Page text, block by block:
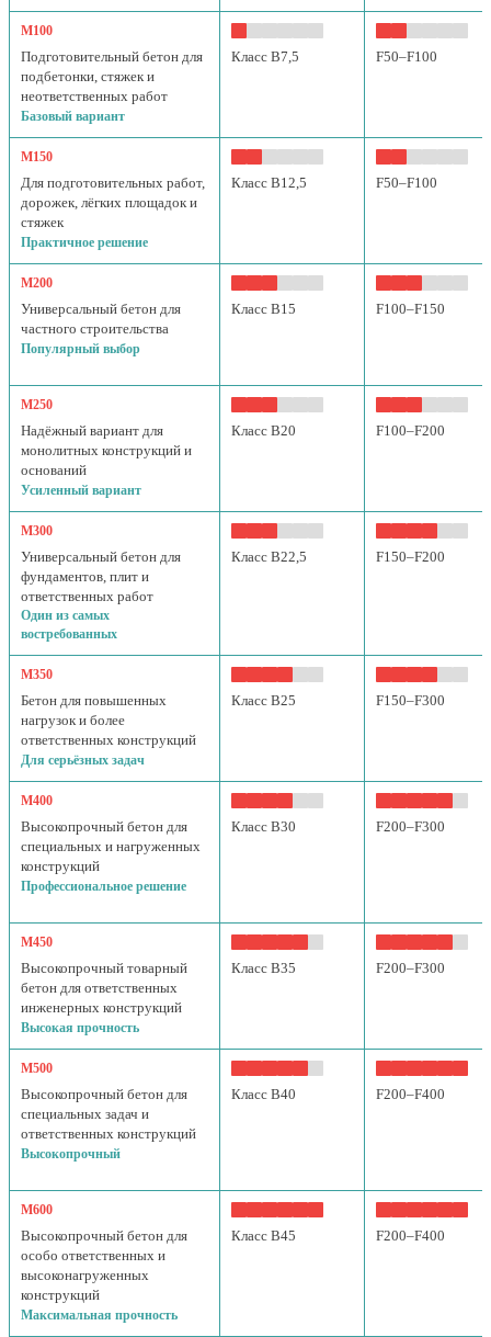
М100
Подготовительный бетон для
подбетонки, стяжек и
неответственных работ
Базовый вариант
Класс B7,5 F50–F100
М150
Для подготовительных работ,
дорожек, лёгких площадок и
стяжек
Практичное решение
Класс B12,5 F50–F100
М200
Универсальный бетон для
частного строительства
Популярный выбор
Класс B15 F100–F150
М250
Надёжный вариант для
монолитных конструкций и
оснований
Усиленный вариант
Класс B20 F100–F200
М300
Универсальный бетон для
фундаментов, плит и
ответственных работ
Один из самых
востребованных
Класс B22,5 F150–F200
М350
Бетон для повышенных
нагрузок и более
ответственных конструкций
Для серьёзных задач
Класс B25 F150–F300
М400
Высокопрочный бетон для
специальных и нагруженных
конструкций
Профессиональное решение
Класс B30 F200–F300
М450
Высокопрочный товарный
бетон для ответственных
инженерных конструкций
Высокая прочность
Класс B35 F200–F300
М500
Высокопрочный бетон для
специальных задач и
ответственных конструкций
Высокопрочный
Класс B40 F200–F400
М600
Высокопрочный бетон для
особо ответственных и
высоконагруженных
конструкций
Максимальная прочность
Класс B45 F200–F400